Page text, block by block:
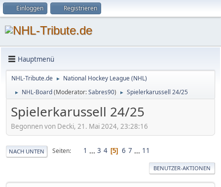
Einloggen Registrieren
Hauptmenü
NHL-Tribute.de ► National Hockey League (NHL)
► NHL-Board(Moderator:Sabres90) ► Spielerkarussell 24/25
Spielerkarussell 24/25
Begonnen von Decki, 21. Mai 2024, 23:28:16
NACH UNTEN Seiten 1 ... 3 4 5 6 7 ... 11
BENUTZER-AKTIONEN